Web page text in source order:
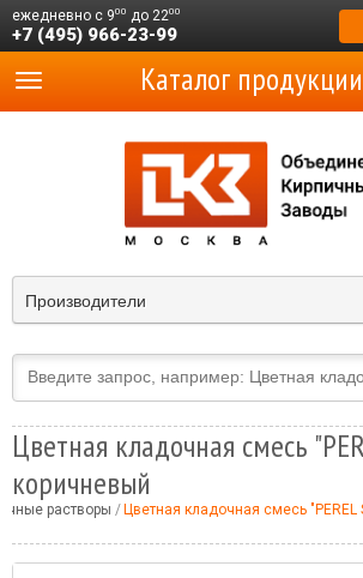
ежедневно с 900 до 2200
+7 (495) 966-23-99
Производители
Каталог продукции
Цветная кладочная смесь
коричневый
растворы Цветная кладочная смесь